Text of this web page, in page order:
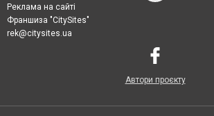
Реклама на сайті
Франшиза "CitySites"
rek@citysites.ua
Автори проєкту